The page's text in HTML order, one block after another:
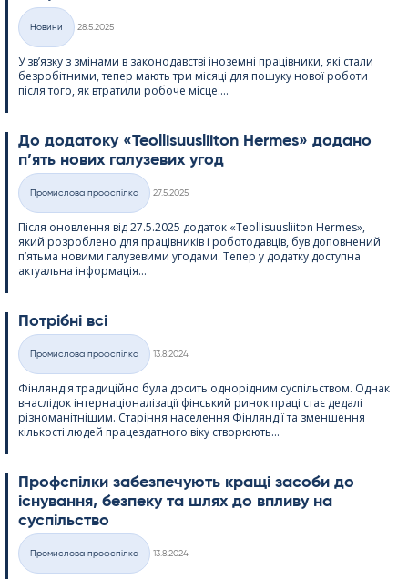
Категорії
Новини
28.5.2025
У зв’язку з змінами в законодавстві іноземні працівники, які стали
безробітними, тепер мають три місяці для пошуку нової роботи
після того, як втратили робоче місце....
До додатоку «Teol­li­suus­lii­ton Her­mes» додано
п’ять нових галузевих угод
Категорії
Промислова профспілка
27.5.2025
Після оновлення від 27.5.2025 додаток «Teol­li­suus­lii­ton Her­mes»,
який розроблено для працівників і роботодавців, був доповнений
п’ятьма новими галузевими угодами. Тепер у додатку доступна
актуальна інформація...
Потрібні всі
Категорії
Промислова профспілка
13.8.2024
Фінляндія традиційно була досить однорідним суспільством. Однак
внаслідок інтернаціоналізації фінський ринок праці стає дедалі
різноманітнішим. Старіння населення Фінляндії та зменшення
кількості людей працездатного віку створюють...
Профспілки забезпечують кращі засоби до
існування, безпеку та шлях до впливу на
суспільство
Категорії
Промислова профспілка
13.8.2024